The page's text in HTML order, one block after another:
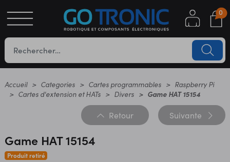
0
Accueil Categories Cartes programmables
Raspberry Pi
Cartes d'extension et HATs
Divers Game HAT 15154
Retour Suivante
Game HAT 15154
Produit retiré